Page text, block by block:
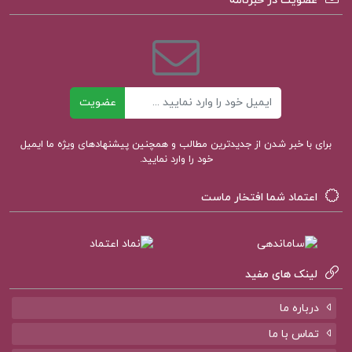
دنبال تقویت مهارت‌های ارتباطی و سخنرانی در جمع
هستند، منبعی کاربردی و خواندنی است
دانلود پی دی اف کتاب آئین سخنوری محمدعلی
آیین سخنوری محمدعلی فروغی pdf
کتاب آئین سخنوری محمدعلی فروغی
دانلود کتاب آئین سخنوری محمدعلی فروغی
فن بیان و آیین سخنوری pdf
عضویت
برای با خبر شدن از جدیدترین مطالب و همچنین پیشنهادهای ویژه ما ایمیل
خود را وارد نمایید.
اعتماد شما افتخار ماست
لینک های مفید
درباره ما
تماس با ما